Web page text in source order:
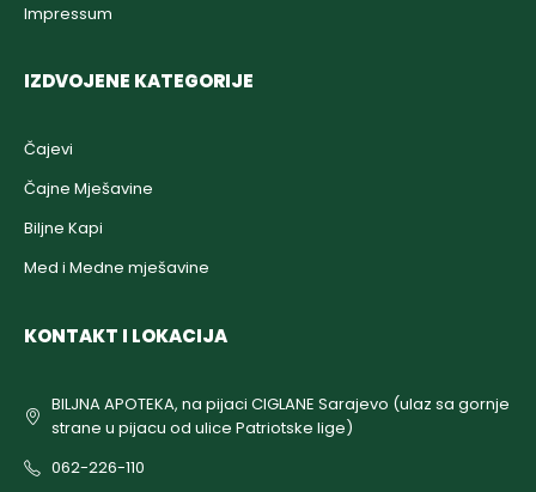
Impressum
IZDVOJENE KATEGORIJE
Čajevi
Čajne Mješavine
Biljne Kapi
Med i Medne mješavine
KONTAKT I LOKACIJA
BILJNA APOTEKA, na pijaci CIGLANE Sarajevo (ulaz sa gornje
strane u pijacu od ulice Patriotske lige)
062-226-110